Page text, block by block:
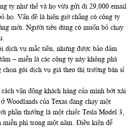
ty như thế và họ vừa gửi đi 29,000 email
họ. Vấn đề là hiện giờ chẳng có công ty
mới. Người tiêu dùng có muốn bỏ chạy
dịch vụ mắc tiền, nhưng được bảo đảm
– miễn là các công ty này không phá
chọn gói dịch vụ giá theo thị trường bán sỉ
vận động khách hàng của mình bớt xài
Woodlands của Texas đang chạy một
phần thưởng là một chiếc Tesla Model 3,
miễn phí trong một năm. Điều kiện để